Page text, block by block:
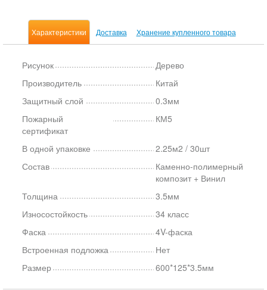
Характеристики Доставка Хранение купленного товара
Рисунок
Дерево
Производитель
Китай
Защитный слой
0.3мм
Пожарный
сертификат
КМ5
В одной упаковке
2.25м2 / 30шт
Состав
Каменно-полимерный
композит + Винил
Толщина
3.5мм
Износостойкость
34 класс
Фаска
4V-фаска
Встроенная подложка
Нет
Размер
600*125*3.5мм